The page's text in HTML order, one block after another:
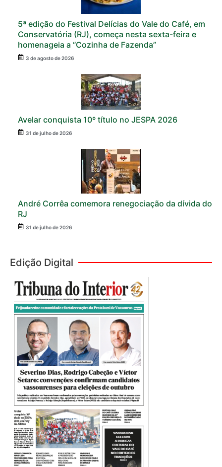
5ª edição do Festival Delícias do Vale do Café, em
Conservatória (RJ), começa nesta sexta-feira e
homenageia a “Cozinha de Fazenda”
3 de agosto de 2026
Avelar conquista 10º título no JESPA 2026
31 de julho de 2026
André Corrêa comemora renegociação da dívida do
RJ
31 de julho de 2026
Edição Digital